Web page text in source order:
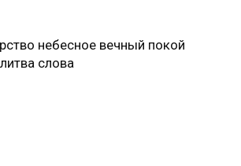
небесное вечный покой
слова